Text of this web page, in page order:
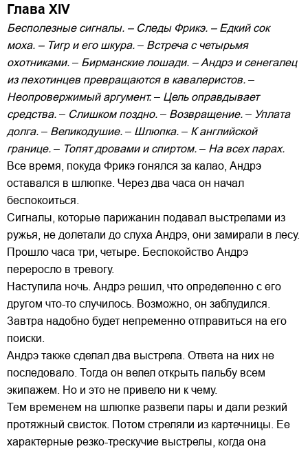
Глава XIV
Бесполезные сигналы. – Следы Фрикэ. – Едкий сок
моха. – Тигр и его шкура. – Встреча с четырьмя
охотниками. – Бирманские лошади. – Андрэ и сенегалец
из пехотинцев превращаются в кавалеристов. –
Неопровержимый аргумент. – Цель оправдывает
средства. – Слишком поздно. – Возвращение. – Уплата
долга. – Великодушие. – Шлюпка. – К английской
границе. – Топят дровами и спиртом. – На всех парах.
Все время, покуда Фрикэ гонялся за калао, Андрэ
оставался в шлюпке. Через два часа он начал
беспокоиться.
Сигналы, которые парижанин подавал выстрелами из
ружья, не долетали до слуха Андрэ, они замирали в лесу.
Прошло часа три, четыре. Беспокойство Андрэ
переросло в тревогу.
Наступила ночь. Андрэ решил, что определенно с его
другом что-то случилось. Возможно, он заблудился.
Завтра надобно будет непременно отправиться на его
поиски.
Андрэ также сделал два выстрела. Ответа на них не
последовало. Тогда он велел открыть пальбу всем
экипажем. Но и это не привело ни к чему.
Тем временем на шлюпке развели пары и дали резкий
протяжный свисток. Потом стреляли из картечницы. Ее
характерные резко-трескучие выстрелы, когда она